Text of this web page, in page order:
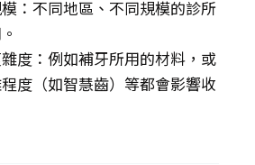
：不同地區、不同規模的診所
度：例如補牙所用的材料，或
度（如智慧齒）等都會影響收